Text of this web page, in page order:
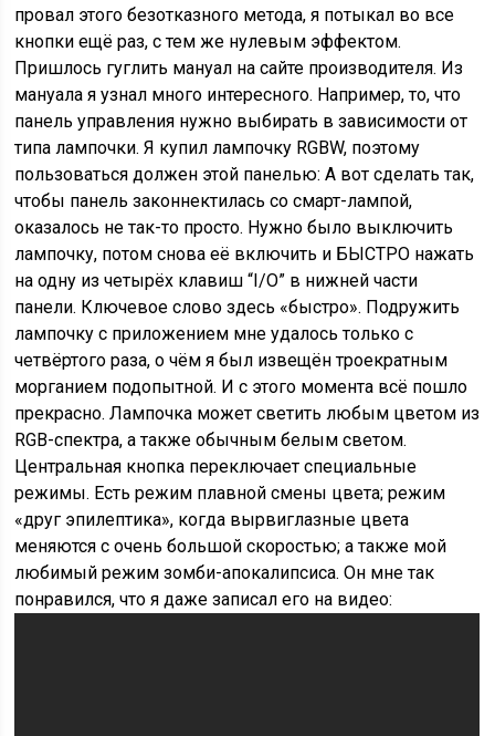
провал этого безотказного метода, я потыкал во все
кнопки ещё раз, с тем же нулевым эффектом.
Пришлось гуглить мануал на сайте производителя. Из
мануала я узнал много интересного. Например, то, что
панель управления нужно выбирать в зависимости от
типа лампочки. Я купил лампочку RGBW, поэтому
пользоваться должен этой панелью: А вот сделать так,
чтобы панель законнектилась со смарт-лампой,
оказалось не так-то просто. Нужно было выключить
лампочку, потом снова её включить и БЫСТРО нажать
на одну из четырёх клавиш “I/O” в нижней части
панели. Ключевое слово здесь «быстро». Подружить
лампочку с приложением мне удалось только с
четвёртого раза, о чём я был извещён троекратным
морганием подопытной. И с этого момента всё пошло
прекрасно. Лампочка может светить любым цветом из
RGB-спектра, а также обычным белым светом.
Центральная кнопка переключает специальные
режимы. Есть режим плавной смены цвета; режим
«друг эпилептика», когда вырвиглазные цвета
меняются с очень большой скоростью; а также мой
любимый режим зомби-апокалипсиса. Он мне так
понравился, что я даже записал его на видео: